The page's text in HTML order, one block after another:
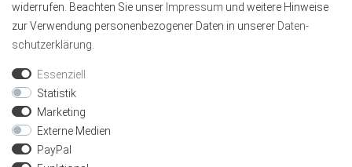
widerrufen. Beachten Sie unser Impressum und weitere Hinweise
zur Verwendung personenbezogener Daten in unserer Daten­
schutz­erklärung
Essenziell
Statistik
Marketing
Externe Medien
PayPal
Geprüft von Trustami